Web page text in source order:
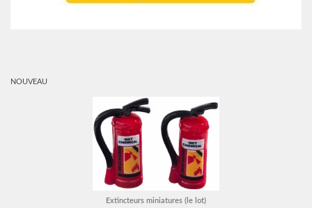
NOUVEAU
Extincteurs miniatures (le lot)